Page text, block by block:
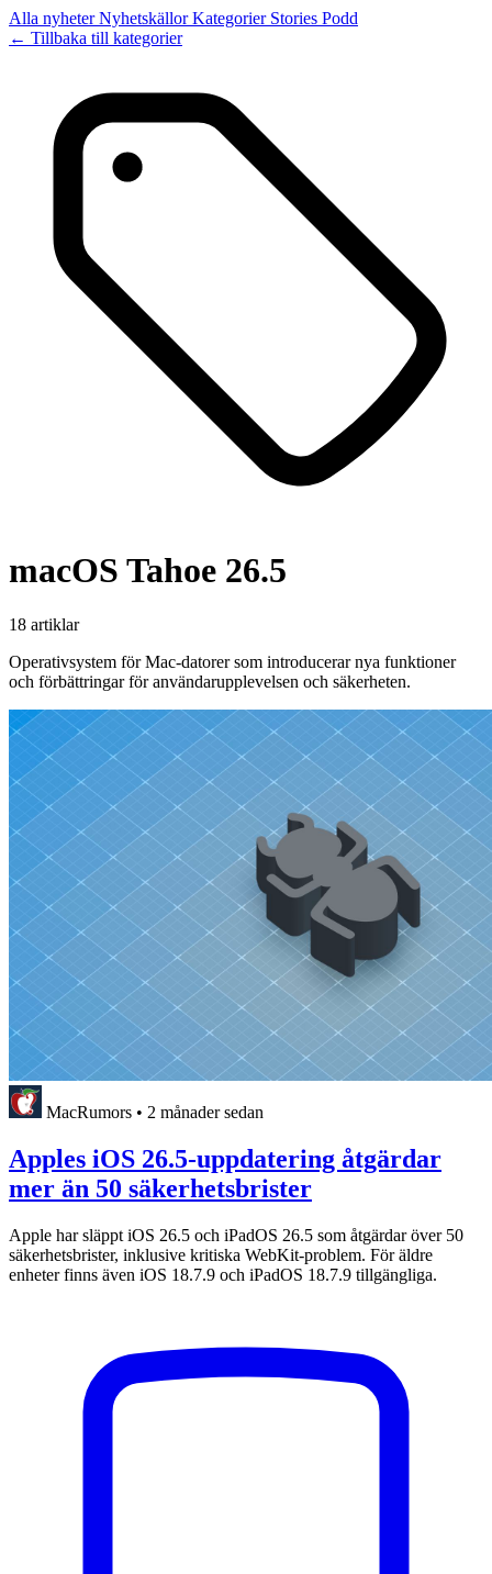
Alla nyheterNyhetskällorKategorier Stories Podd
← Tillbaka till kategorier
macOS Tahoe 26.5
18 artiklar
Operativsystem för Mac-datorer som introducerar nya funktioner
och förbättringar för användarupplevelsen och säkerheten.
MacRumors • 2 månader sedan
Apples iOS 26.5-uppdatering åtgärdar
mer än 50 säkerhetsbrister
Apple har släppt iOS 26.5 och iPadOS 26.5 som åtgärdar över 50
säkerhetsbrister, inklusive kritiska WebKit-problem. För äldre
enheter finns även iOS 18.7.9 och iPadOS 18.7.9 tillgängliga.